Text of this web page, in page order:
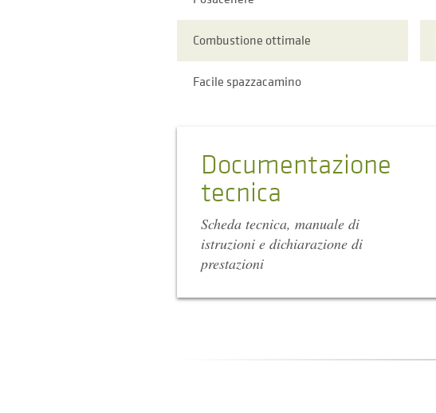
Combustione ottimale
Facile spazzacamino
Documentazione
tecnica
Scheda tecnica, manuale di
istruzioni e dichiarazione di
prestazioni